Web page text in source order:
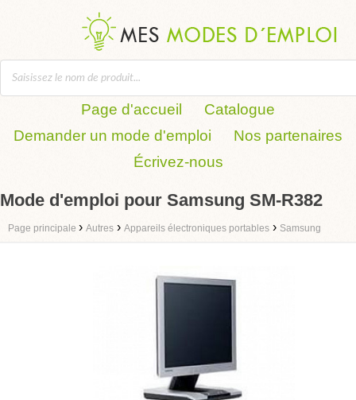
Page d'accueil
Catalogue
Demander un mode d'emploi
Nos partenaires
Écrivez-nous
Mode d'emploi pour Samsung SM-R382
Page principale › Autres › Appareils électroniques portables › Samsung